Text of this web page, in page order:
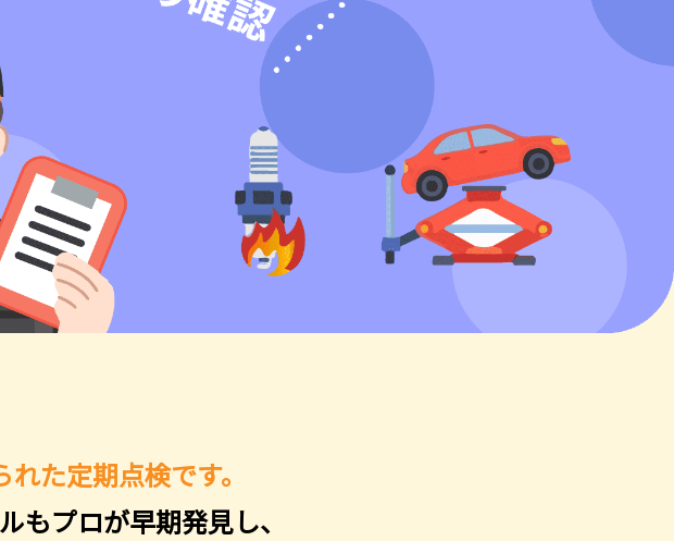
た定期点検です。
もプロが早期発見し、